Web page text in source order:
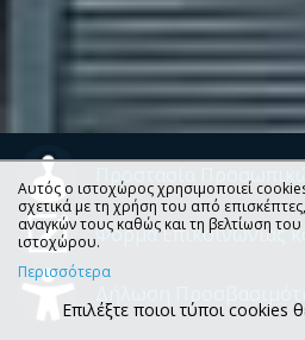
Προστασία
Φόρμα Επικοινωνίας
Αυτός ο ιστοχώρος χρησιμοποιεί
σχετικά με τη χρήση του από
αναγκών τους καθώς και τη βελτίωση
ιστοχώρου.
Περισσότερα
Επιλέξτε ποιοι τύποι cookies